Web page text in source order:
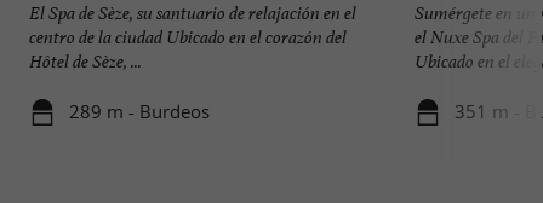
El Spa de Sèze, su santuario de relajación en el
centro de la ciudad Ubicado en el corazón del
Hôtel de Sèze, ...
289 m - Burdeos
Sumérgete en un
el Nuxe Spa del
Ubicado en el
351 m -